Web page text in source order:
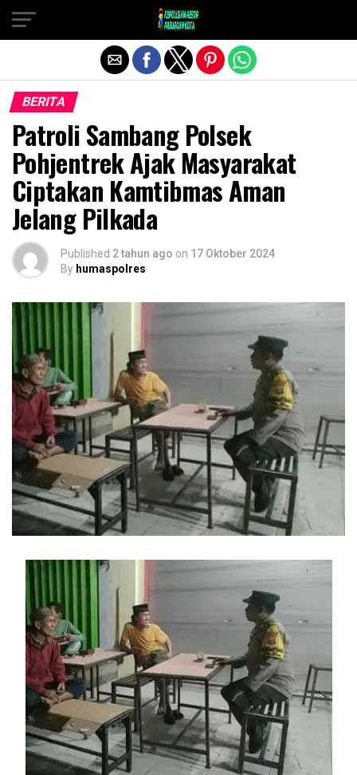
BERITA
Patroli Sambang Polsek
Pohjentrek Ajak Masyarakat
Ciptakan Kamtibmas Aman
Jelang Pilkada
Published 2 tahun ago on 17 Oktober 2024
By humaspolres
Exit mobile version